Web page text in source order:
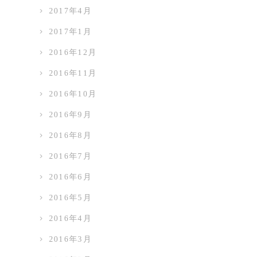
2017年4月
2017年1月
2016年12月
2016年11月
2016年10月
2016年9月
2016年8月
2016年7月
2016年6月
2016年5月
2016年4月
2016年3月